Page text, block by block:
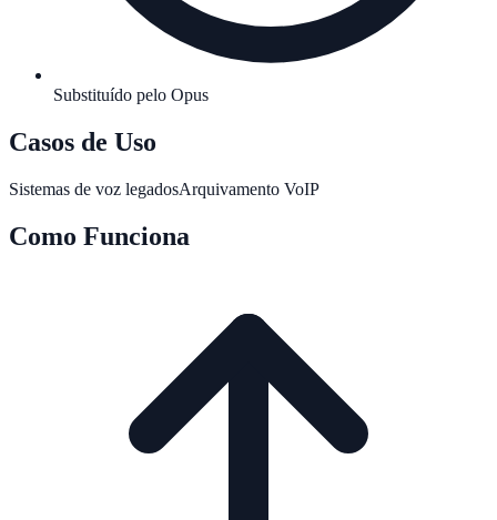
Substituído pelo Opus
Casos de Uso
Sistemas de voz legadosArquivamento VoIP
Como Funciona